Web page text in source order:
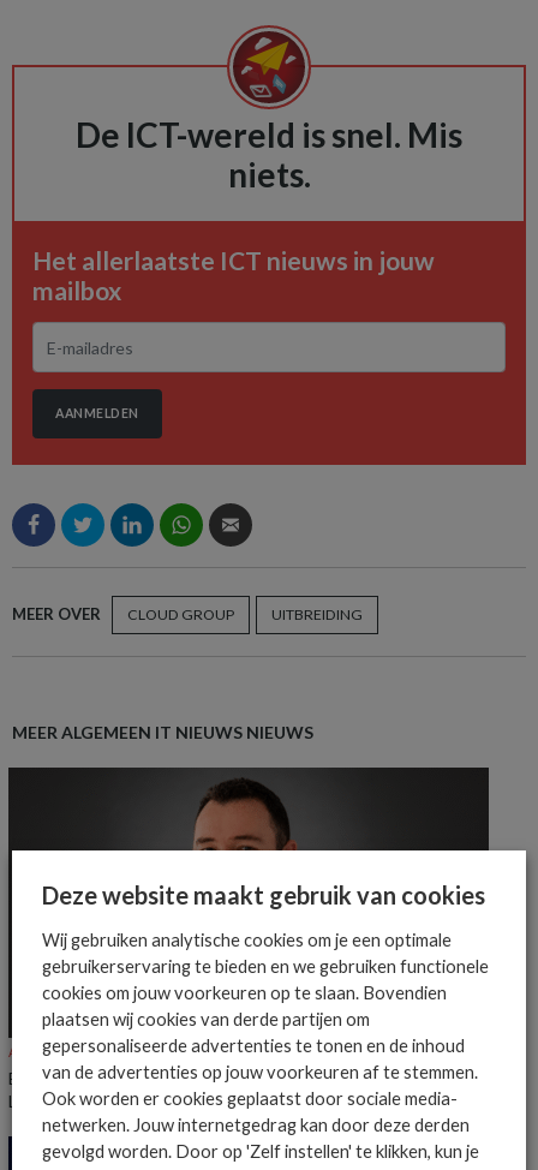
De ICT-wereld is snel. Mis
niets.
Het allerlaatste ICT nieuws in jouw
mailbox
AANMELDEN
MEER OVER CLOUD GROUP UITBREIDING
MEER ALGEMEEN IT NIEUWS NIEUWS
ALGEMEEN IT NIEUWS NIEUWS
Everpure benoemt Craig Robertson tot Head of Partners EMEA en
LatAm
Deze website maakt gebruik van cookies
Wij gebruiken analytische cookies om je een optimale
gebruikerservaring te bieden en we gebruiken functionele
cookies om jouw voorkeuren op te slaan. Bovendien
plaatsen wij cookies van derde partijen om
gepersonaliseerde advertenties te tonen en de inhoud
van de advertenties op jouw voorkeuren af te stemmen.
Ook worden er cookies geplaatst door sociale media-
netwerken. Jouw internetgedrag kan door deze derden
gevolgd worden. Door op 'Zelf instellen' te klikken, kun je